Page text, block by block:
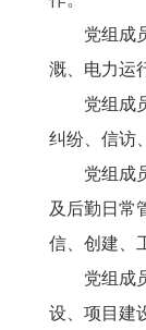
党组成员
溉、电力运
党组成员
纠纷、信访
党组成员
及后勤日常
信、创建、
党组成员
设、项目建